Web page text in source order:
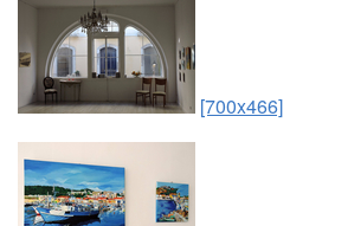
[700x466]